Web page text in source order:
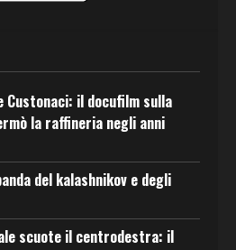
Custonaci: il docufilm sulla
la raffineria negli anni
del kalashnikov e degli
scuote il centrodestra: il